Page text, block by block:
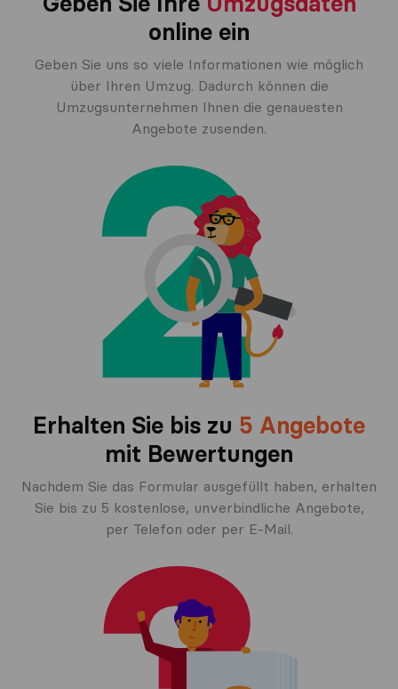
online ein
Geben Sie uns so viele Informationen wie möglich
über Ihren Umzug. Dadurch können die
Umzugsunternehmen Ihnen die genauesten
Angebote zusenden.
Erhalten Sie bis zu 5 Angebote
mit Bewertungen
Nachdem Sie das Formular ausgefüllt haben, erhalten
Sie bis zu 5 kostenlose, unverbindliche Angebote,
per Telefon oder per E-Mail.